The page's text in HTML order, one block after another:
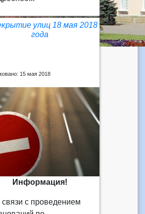
улиц 18 мая 2018
года
15 мая 2018
Информация!
с проведением